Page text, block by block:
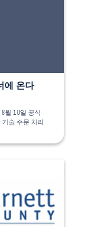
에 온다
월 10일 공식
기술 주문 처리